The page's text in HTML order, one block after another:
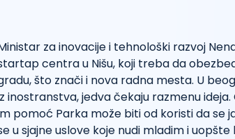
za inovacije i tehnološki razvoj
centra u Nišu, koji treba da
što znači i nova radna mesta. U
inostranstva, jedva čekaju razmenu
pomoć Parka može biti od koristi da se
u sjajne uslove koje nudi mladim i